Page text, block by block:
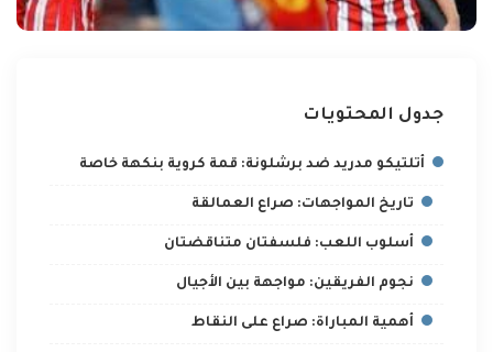
جدول المحتويات
أتلتيكو مدريد ضد برشلونة: قمة كروية بنكهة خاصة
تاريخ المواجهات: صراع العمالقة
أسلوب اللعب: فلسفتان متناقضتان
نجوم الفريقين: مواجهة بين الأجيال
أهمية المباراة: صراع على النقاط